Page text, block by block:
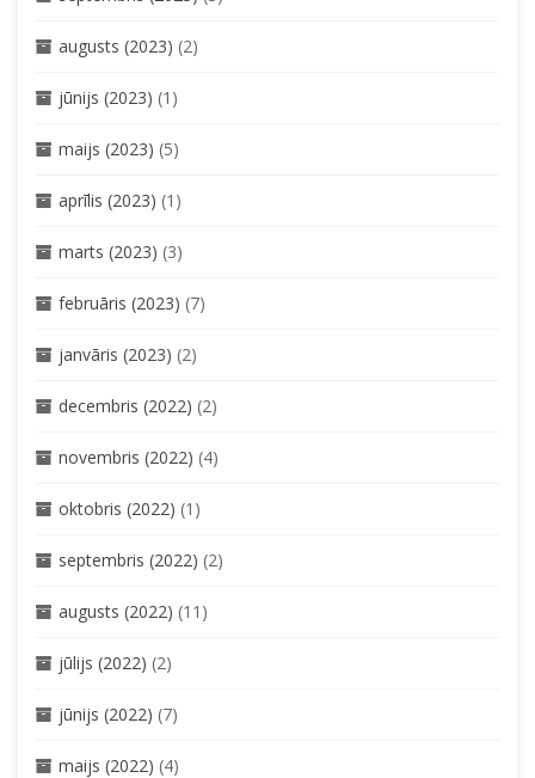
augusts (2023) (2)
jūnijs (2023) (1)
maijs (2023) (5)
aprīlis (2023) (1)
marts (2023) (3)
februāris (2023) (7)
janvāris (2023) (2)
decembris (2022) (2)
novembris (2022) (4)
oktobris (2022) (1)
septembris (2022) (2)
augusts (2022) (11)
jūlijs (2022) (2)
jūnijs (2022) (7)
maijs (2022) (4)